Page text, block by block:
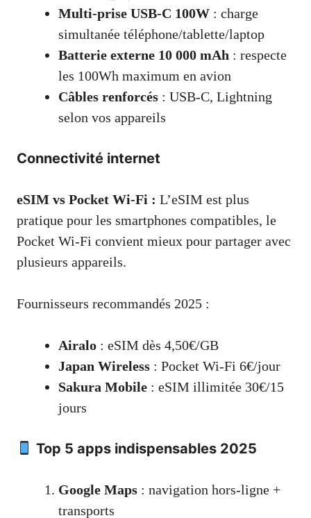
Multi-prise USB-C 100W : charge
simultanée téléphone/tablette/laptop
Batterie externe 10 000 mAh : respecte
les 100Wh maximum en avion
Câbles renforcés : USB-C, Lightning
selon vos appareils
Connectivité internet
eSIM vs Pocket Wi-Fi : L’eSIM est plus
pratique pour les smartphones compatibles, le
Pocket Wi-Fi convient mieux pour partager avec
plusieurs appareils.
Fournisseurs recommandés 2025 :
Airalo : eSIM dès 4,50€/GB
Japan Wireless : Pocket Wi-Fi 6€/jour
Sakura Mobile : eSIM illimitée 30€/15
jours
Top 5 apps indispensables 2025
Google Maps : navigation hors-ligne +
transports